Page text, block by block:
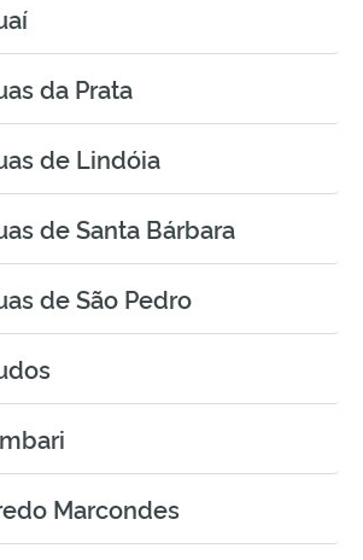
da Prata
de Lindóia
de Santa Bárbara
de São Pedro
Marcondes